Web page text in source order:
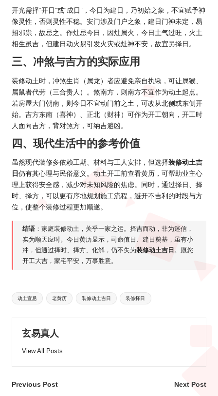
开光需择“开日”或“成日”，今日为建日，乃初始之象，不宜赋予神
像灵性，否则灵性不稳。安门涉及门户之象，建日门神未定，易
招邪祟，故忌之。作灶忌今日，因灶属火，今日土气过旺，火土
相生虽吉，但建日动火易引发火灾或灶神不安，故宜另择日。
三、冲煞与吉方的实际应用
装修动土时，冲煞生肖（属龙）者应避免亲自执锹，可让属猴、
属鼠者代劳（三合贵人）。煞南方，则南方不宜作为动土起点。
若房屋大门朝南，则今日不宜动门前之土，可改从北侧或东侧开
始。吉方东南（喜神）、正北（财神）可作为开工朝向，开工时
人面向吉方，背对煞方，可纳吉避凶。
四、现代生活中的参考价值
虽然现代装修多依赖工期、材料与工人安排，但选择装修动土吉
日 仍有其心理与民俗意义。动土开工前查看黄历，可帮助业主心
理上获得安全感，减少对未知风险的焦虑。同时，通过择日、择
时、择方，可以更有序地规划施工流程，避开不吉利的时段与方
位，使整个装修过程更加顺遂。
结语 ：家庭装修动土，关乎一家之运。择吉而动，非为迷信，
实为顺天应时。今日黄历显示，司命值日、建日奠基，虽有小
冲，但通过择时、择方、化解，仍不失为装修动土吉日 。愿您
开工大吉，家宅平安，万事胜意。
Tags:
动土宜忌 老黄历 装修动土吉日 装修择日
玄易真人
View All Posts
Post
Previous Post Next Post